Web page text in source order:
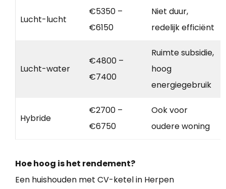
Lucht-lucht
€5350 –
€6150
Niet duur,
redelijk efficiënt
Lucht-water
€4800 –
€7400
Ruimte subsidie,
hoog
energiegebruik
Hybride
€2700 –
€6750
Ook voor
oudere woning
Hoe hoog is het rendement?
Een huishouden met CV-ketel in Herpen